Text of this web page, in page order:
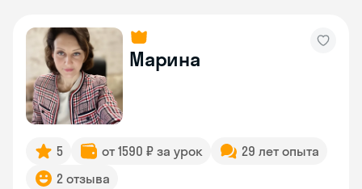
Марина
5 от 1590 ₽ за урок
29 лет опыта
2 отзыва